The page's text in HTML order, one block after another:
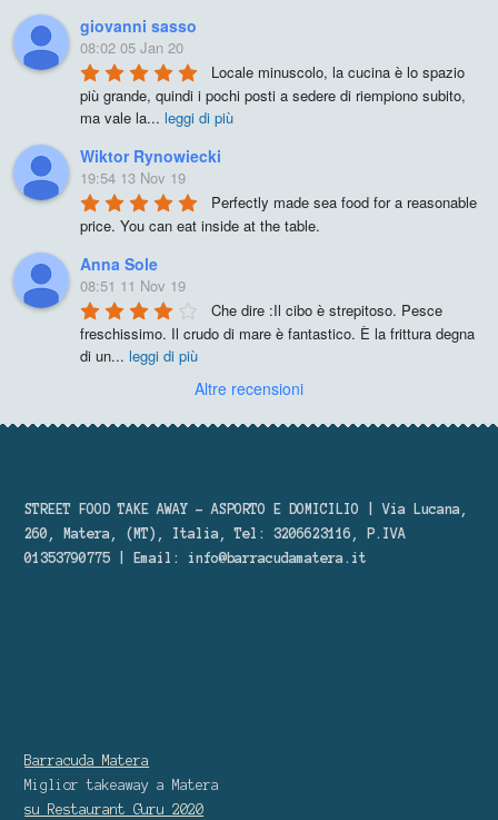
giovanni sasso
08:02 05 Jan 20
Locale minuscolo, la cucina è lo spazio
più grande, quindi i pochi posti a sedere di riempiono subito,
ma vale la... leggi di più
Wiktor Rynowiecki
19:54 13 Nov 19
Perfectly made sea food for a reasonable
price. You can eat inside at the table.
Anna Sole
08:51 11 Nov 19
Che dire :Il cibo è strepitoso. Pesce
freschissimo. Il crudo di mare è fantastico. È la frittura degna
di un... leggi di più
Altre recensioni
STREET FOOD TAKE AWAY – ASPORTO E DOMICILIO | Via Lucana,
260, Matera, (MT), Italia, Tel: 3206623116, P.IVA
01353790775 | Email: info@barracudamatera.it
Barracuda Matera
Miglior takeaway a Matera
su Restaurant Guru
2020